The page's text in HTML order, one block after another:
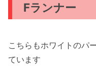
Fランナー
こちらもホワイトのパ
ています